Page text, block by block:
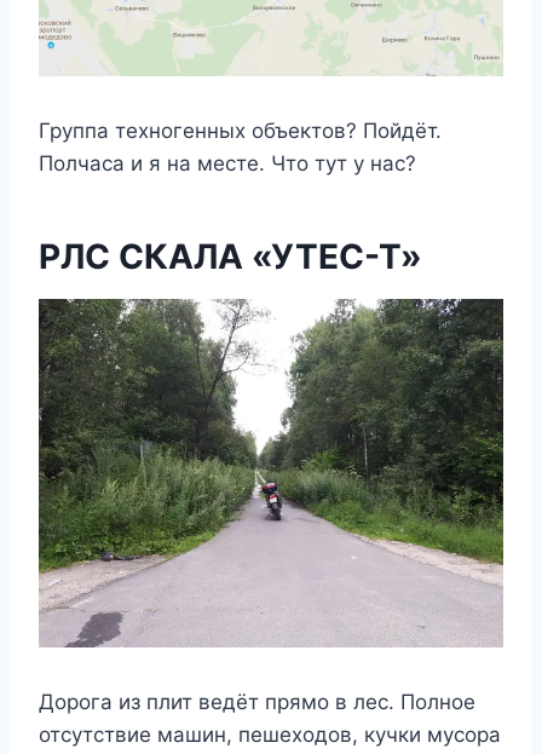
Группа техногенных объектов? Пойдёт.
Полчаса и я на месте. Что тут у нас?
РЛС СКАЛА «УТЕС-Т»
Дорога из плит ведёт прямо в лес. Полное
отсутствие машин, пешеходов, кучки мусора